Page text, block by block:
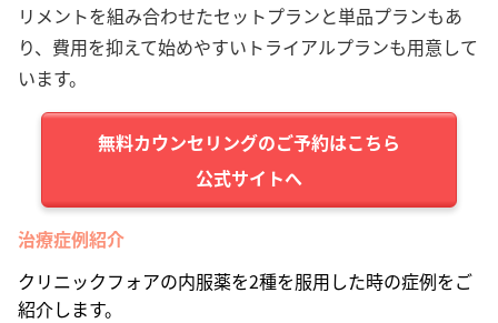
リメントを組み合わせたセットプランと単品プランもあ
り、費用を抑えて始めやすいトライアルプランも用意して
います。
公式サイトへ
治療症例紹介
クリニックフォアの内服薬を2種を服用した時の症例をご
紹介します。